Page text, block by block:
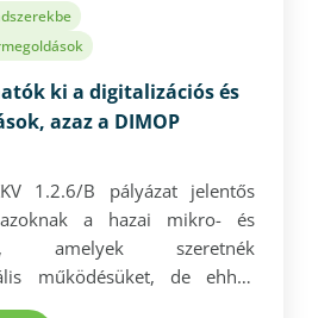
ki a digitalizációs és
azaz a DIMOP
1.2.6/B pályázat jelentős
a hazai mikro- és
amelyek szeretnék
működésüket, de ehhez
rendelkeznek. A